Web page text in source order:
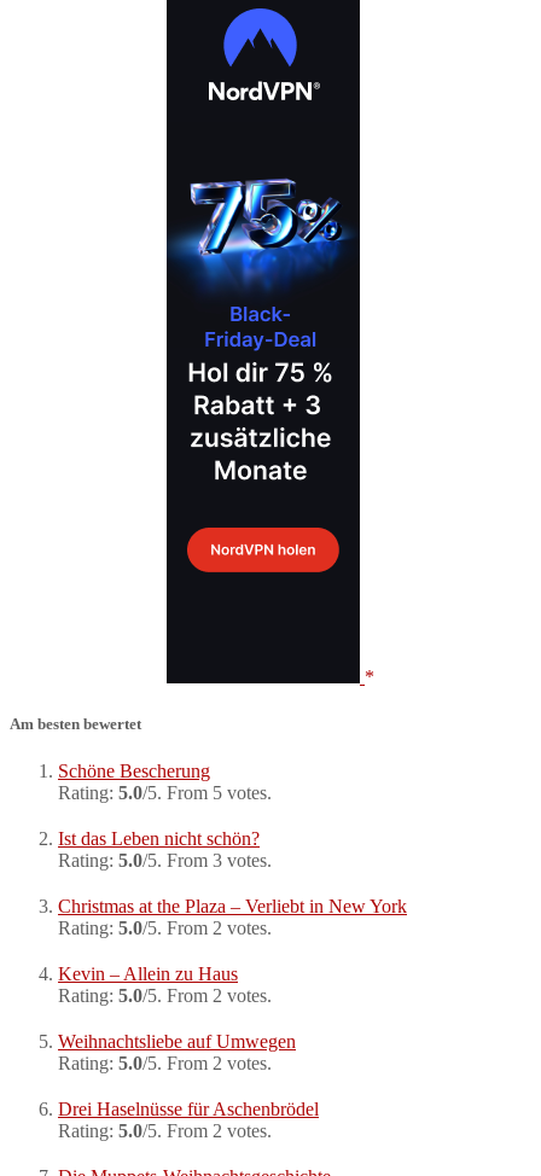
Am besten bewertet
Schöne Bescherung
Rating: 5.0/5. From 5 votes.
Ist das Leben nicht schön?
Rating: 5.0/5. From 3 votes.
Christmas at the Plaza – Verliebt in New York
Rating: 5.0/5. From 2 votes.
Kevin – Allein zu Haus
Rating: 5.0/5. From 2 votes.
Weihnachtsliebe auf Umwegen
Rating: 5.0/5. From 2 votes.
Drei Haselnüsse für Aschenbrödel
Rating: 5.0/5. From 2 votes.